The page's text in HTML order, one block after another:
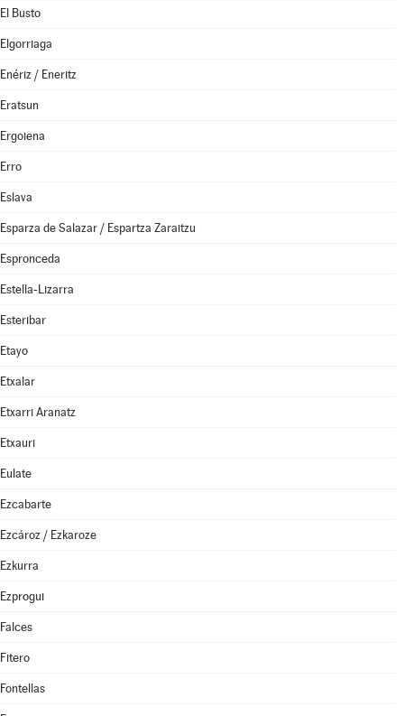
El Busto
Elgorriaga
Enériz / Eneritz
Eratsun
Ergoiena
Erro
Eslava
Esparza de Salazar / Espartza Zaraitzu
Espronceda
Estella-Lizarra
Esteribar
Etayo
Etxalar
Etxarri Aranatz
Etxauri
Eulate
Ezcabarte
Ezcároz / Ezkaroze
Ezkurra
Ezprogui
Falces
Fitero
Fontellas